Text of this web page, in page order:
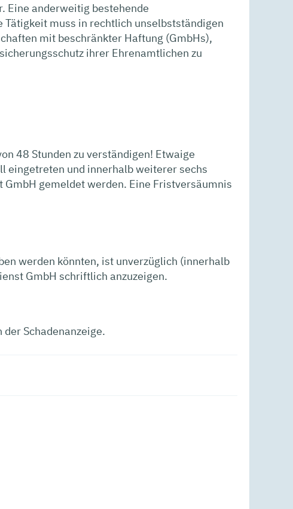
Eine anderweitig bestehende
muss in rechtlich unselbstständigen
mit beschränkter Haftung (GmbHs),
ihrer Ehrenamtlichen zu
48 Stunden zu verständigen! Etwaige
eingetreten und innerhalb weiterer sechs
gemeldet werden. Eine Fristversäumnis
werden könnten, ist unverzüglich (innerhalb
GmbH schriftlich anzuzeigen.
Schadenanzeige.